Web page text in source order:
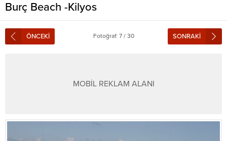
Burç Beach -Kilyos
ÖNCEKİ Fotoğraf: 7 / 30 SONRAKİ
MOBİL REKLAM ALANI